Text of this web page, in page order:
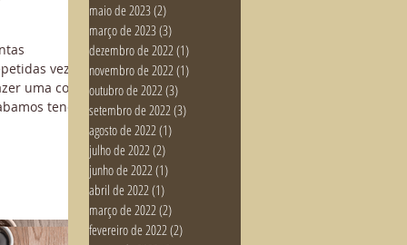
vezes
uma coisa
tendo
maio de 2023(2)
março de 2023(3)
dezembro de 2022(1)
novembro de 2022(1)
outubro de 2022(3)
setembro de 2022(3)
agosto de 2022(1)
julho de 2022(2)
junho de 2022(1)
abril de 2022(1)
março de 2022(2)
fevereiro de 2022(2)